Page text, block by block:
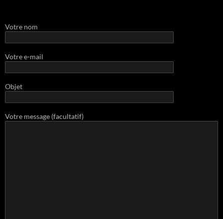
Votre nom
Votre e-mail
Objet
Votre message (facultatif)